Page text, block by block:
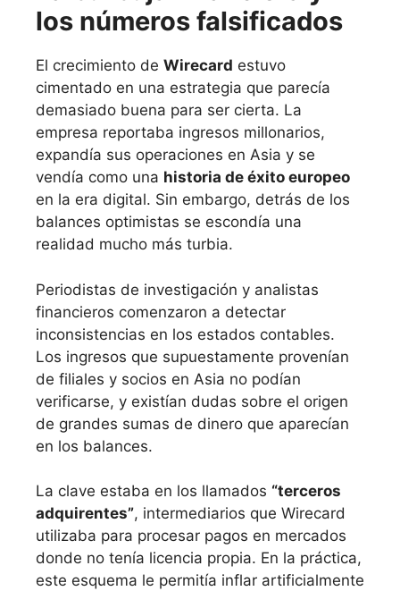
los números falsificados
El crecimiento de Wirecard estuvo
cimentado en una estrategia que parecía
demasiado buena para ser cierta. La
empresa reportaba ingresos millonarios,
expandía sus operaciones en Asia y se
vendía como una historia de éxito europeo
en la era digital. Sin embargo, detrás de los
balances optimistas se escondía una
realidad mucho más turbia.
Periodistas de investigación y analistas
financieros comenzaron a detectar
inconsistencias en los estados contables.
Los ingresos que supuestamente provenían
de filiales y socios en Asia no podían
verificarse, y existían dudas sobre el origen
de grandes sumas de dinero que aparecían
en los balances.
La clave estaba en los llamados “terceros
adquirentes”, intermediarios que Wirecard
utilizaba para procesar pagos en mercados
donde no tenía licencia propia. En la práctica,
este esquema le permitía inflar artificialmente